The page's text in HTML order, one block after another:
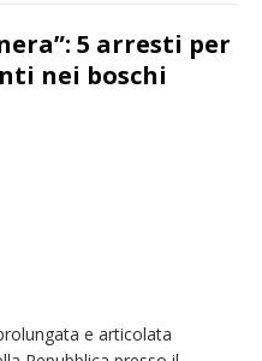
5 arresti per
nei boschi
e articolata